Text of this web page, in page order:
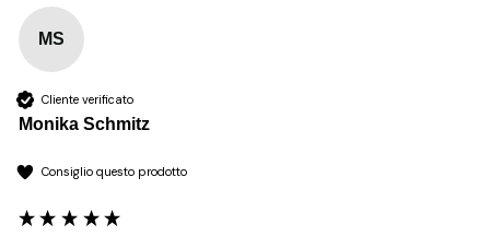
MS
Cliente verificato
Monika Schmitz
Consiglio questo prodotto